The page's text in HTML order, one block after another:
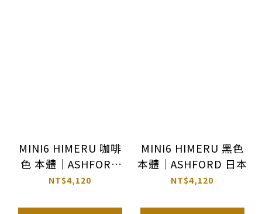
MINI6 HIMERU 咖啡
色 本體｜ASHFORD
日本
NT$4,120
MINI6 HIMERU 黑色
本體｜ASHFORD 日本
NT$4,120